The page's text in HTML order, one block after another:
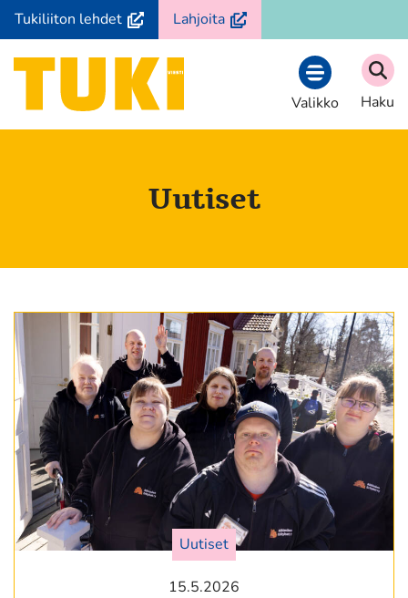
Siirry
sisältöön
Tukiliiton lehdet(avautuu
uuteen
ikkunaan,
siirryt
toiseen
Lahjoita(avautuu
uuteen
Etusivu
Valikko
Haku
Uutiset
Uutiset
15.5.2026